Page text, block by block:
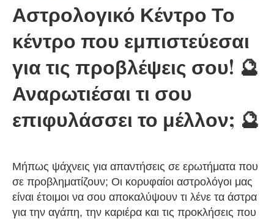
Αστρολογικό Κέντρο Το
κέντρο που εμπιστεύεσαι
για τις προβλέψεις σου! 🔮
Αναρωτιέσαι τι σου
επιφυλάσσει το μέλλον; 🔮
Μήπως ψάχνεις για απαντήσεις σε ερωτήματα που
σε προβληματίζουν; Οι κορυφαίοι αστρολόγοι μας
είναι έτοιμοι να σου αποκαλύψουν τι λένε τα άστρα
για την αγάπη, την καριέρα και τις προκλήσεις που